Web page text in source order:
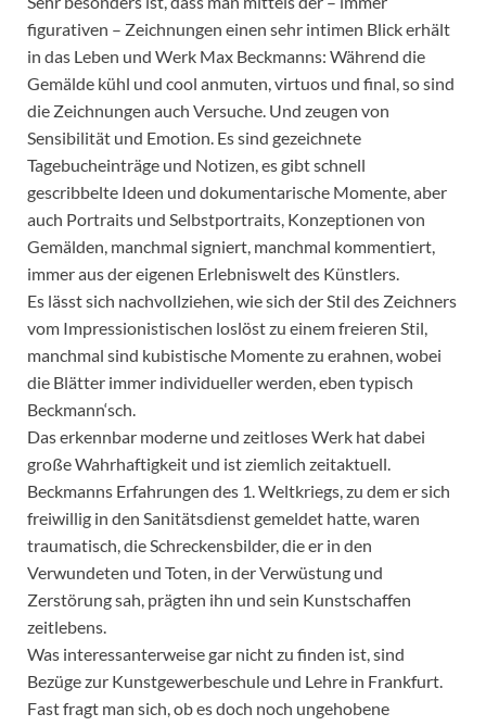
figurativen – Zeichnungen einen sehr intimen Blick erhält
in das Leben und Werk Max Beckmanns: Während die
Gemälde kühl und cool anmuten, virtuos und final, so sind
die Zeichnungen auch Versuche. Und zeugen von
Sensibilität und Emotion. Es sind gezeichnete
Tagebucheinträge und Notizen, es gibt schnell
gescribbelte Ideen und dokumentarische Momente, aber
auch Portraits und Selbstportraits, Konzeptionen von
Gemälden, manchmal signiert, manchmal kommentiert,
immer aus der eigenen Erlebniswelt des Künstlers.
Es lässt sich nachvollziehen, wie sich der Stil des Zeichners
vom Impressionistischen loslöst zu einem freieren Stil,
manchmal sind kubistische Momente zu erahnen, wobei
die Blätter immer individueller werden, eben typisch
Beckmann‘sch.
Das erkennbar moderne und zeitloses Werk hat dabei
große Wahrhaftigkeit und ist ziemlich zeitaktuell.
Beckmanns Erfahrungen des 1. Weltkriegs, zu dem er sich
freiwillig in den Sanitätsdienst gemeldet hatte, waren
traumatisch, die Schreckensbilder, die er in den
Verwundeten und Toten, in der Verwüstung und
Zerstörung sah, prägten ihn und sein Kunstschaffen
zeitlebens.
Was interessanterweise gar nicht zu finden ist, sind
Bezüge zur Kunstgewerbeschule und Lehre in Frankfurt.
Fast fragt man sich, ob es doch noch ungehobene